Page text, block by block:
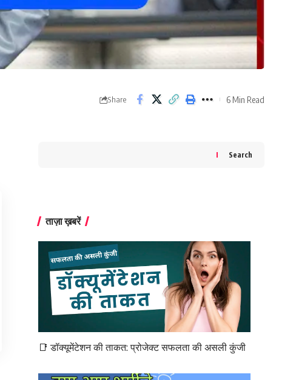
Share 6 Min Read
Search
ताज़ा ख़बरें
📑 डॉक्यूमेंटेशन की ताकत: प्रोजेक्ट सफलता की असली कुंजी